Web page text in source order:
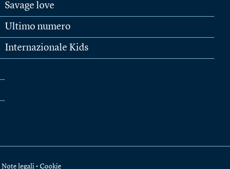
Savage love
Ultimo numero
Internazionale Kids
Note legali • Cookie